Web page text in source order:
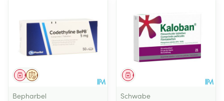
Op voorschrift
Geneesmiddel
Bepharbel
Geneesmiddel
Schwabe